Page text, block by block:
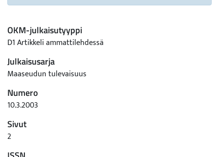
OKM-julkaisutyyppi
D1 Artikkeli ammattilehdessä
Julkaisusarja
Maaseudun tulevaisuus
Numero
10.3.2003
Sivut
2